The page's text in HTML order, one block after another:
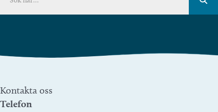
Kontakta oss
Telefon